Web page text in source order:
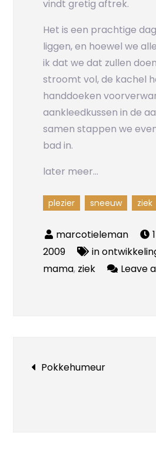
vindt gretig aftrek.
Het is een prachtige
liggen, en hoewel we
ik dat we dat zullen
stroomt vol, de kachel
handdoeken
aankleedkussen in de
samen stappen we
bad in.
later meer…
plezier sneeuw ziek
2009
in
mama, ziek Leave
Bericht
Pokkehumeur